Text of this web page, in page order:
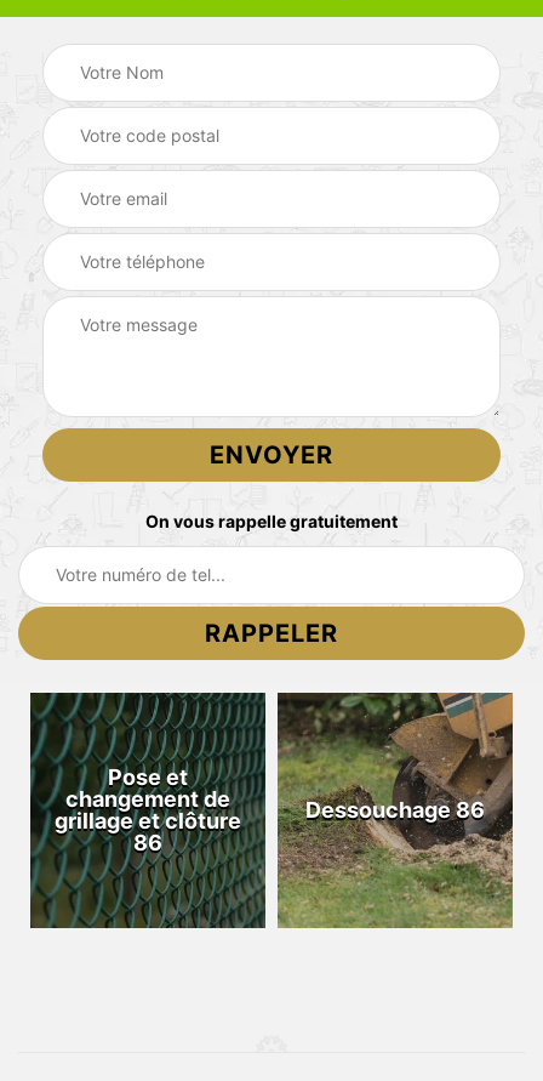
On vous rappelle gratuitement
Pose et
changement de
grillage et clôture
86
Dessouchage 86